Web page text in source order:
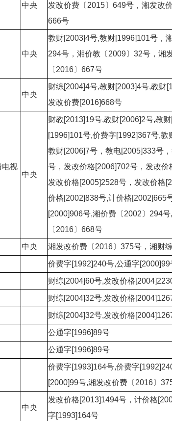
中央
发改价费〔2015〕649号，湘发改
666号
中央
教财[2003]4号,教财[1996]101号，
294号，湘价教〔2009〕32号，湘
〔2016〕667号
中央
财综[2004]4号,教财[2003]4号,教财
发改价费[2016]668号
电视
中央
财教[2013]19号,教财[2006]2号,教
[1996]101号,价费字[1992]367号,教
教财[2006]7号，教电[2005]333号
号，发改价格[2006]702号，发改价
发改价格[2005]2528号，发改价格
价格[2002]838号,计价格[2002]665
[2000]906号,湘价费〔2002〕294
〔2016〕668号
中央 湘发改价费〔2016〕375号，湘财
价费字[1992]240号,公通字[2000]99
财综[2004]60号,发改价格
财综[2004]32号,发改价格
财综[2004]32号,发改价格
公通字[1996]89号
公通字[1996]89号
价费字[1993]164号,价费字
[2000]99号,湘发改价费〔2016〕
中央
发改价格[2013]1494号，计价格
字[1993]164号